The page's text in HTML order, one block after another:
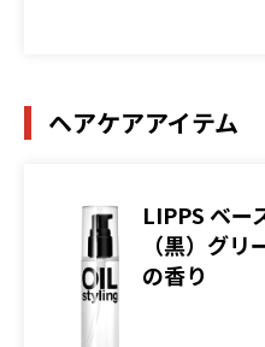
ヘアケアアイテム
LIPPS ベー
（黒）グ
の香り